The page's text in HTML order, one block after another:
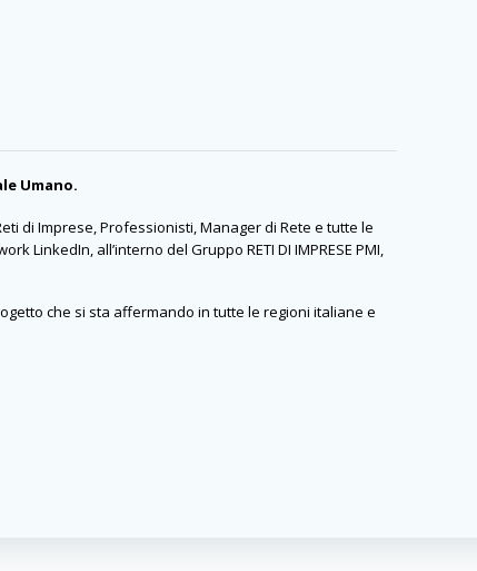
Umano.
di Imprese, Professionisti, Manager di Rete e tutte le
LinkedIn, all’interno del Gruppo RETI DI IMPRESE PMI,
che si sta affermando in tutte le regioni italiane e